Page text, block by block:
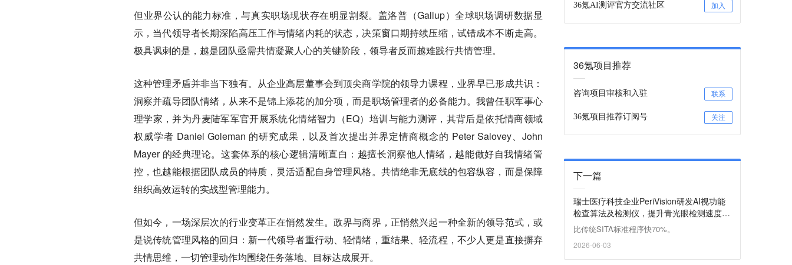
但业界公认的能力标准，与真实职场现状存在明显割裂。盖洛普（Gallup）全球职场调研数据显
示，当代领导者长期深陷高压工作与情绪内耗的状态，决策窗口期持续压缩，试错成本不断走高。
极具讽刺的是，越是团队亟需共情凝聚人心的关键阶段，领导者反而越难践行共情管理。
这种管理矛盾并非当下独有。从企业高层董事会到顶尖商学院的领导力课程，业界早已形成共识：
洞察并疏导团队情绪，从来不是锦上添花的加分项，而是职场管理者的必备能力。我曾任职军事心
理学家，并为丹麦陆军军官开展系统化情绪智力（EQ）培训与能力测评，其背后是依托情商领域
权威学者 Daniel Goleman 的研究成果，以及首次提出并界定情商概念的 Peter Salovey、John
Mayer 的经典理论。这套体系的核心逻辑清晰直白：越擅长洞察他人情绪，越能做好自我情绪管
控，也越能根据团队成员的特质，灵活适配自身管理风格。共情绝非无底线的包容纵容，而是保障
组织高效运转的实战型管理能力。
但如今，一场深层次的行业变革正在悄然发生。政界与商界，正悄然兴起一种全新的领导范式，或
是说传统管理风格的回归：新一代领导者重行动、轻情绪，重结果、轻流程，不少人更是直接摒弃
共情思维，一切管理动作均围绕任务落地、目标达成展开。
36氪AI测评官方交流社区 加入
36氪项目推荐
咨询项目审核和入驻 联系
36氪项目推荐订阅号 关注
下一篇
瑞士医疗科技企业PeriVision研发AI视功能
检查算法及检测仪，提升青光眼检测速度 |
瑞士创新100强
比传统SITA标准程序快70%。
2026-06-03